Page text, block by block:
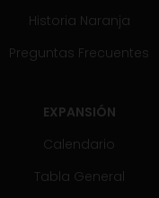
Historia Naranja
Preguntas Frecuentes
EXPANSIÓN
Calendario
Tabla General